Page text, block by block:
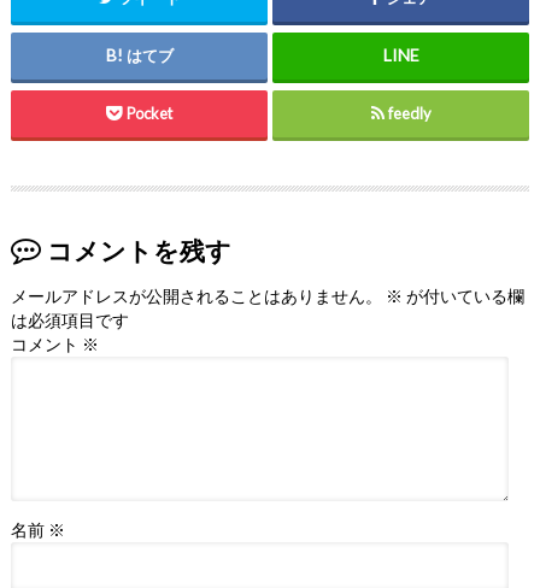
はてブ
Pocket feedly
コメントを残す
メールアドレスが公開されることはありません。 ※ が付いている欄
は必須項目です
コメント ※
名前 ※